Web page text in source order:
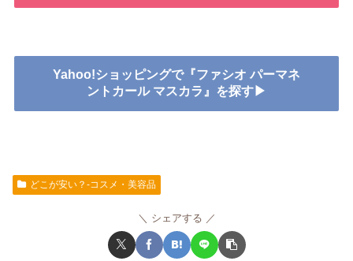
Yahoo!ショッピングで『ファシオ パーマネ
ントカール マスカラ』を探す▶
どこが安い？-コスメ・美容品
シェアする